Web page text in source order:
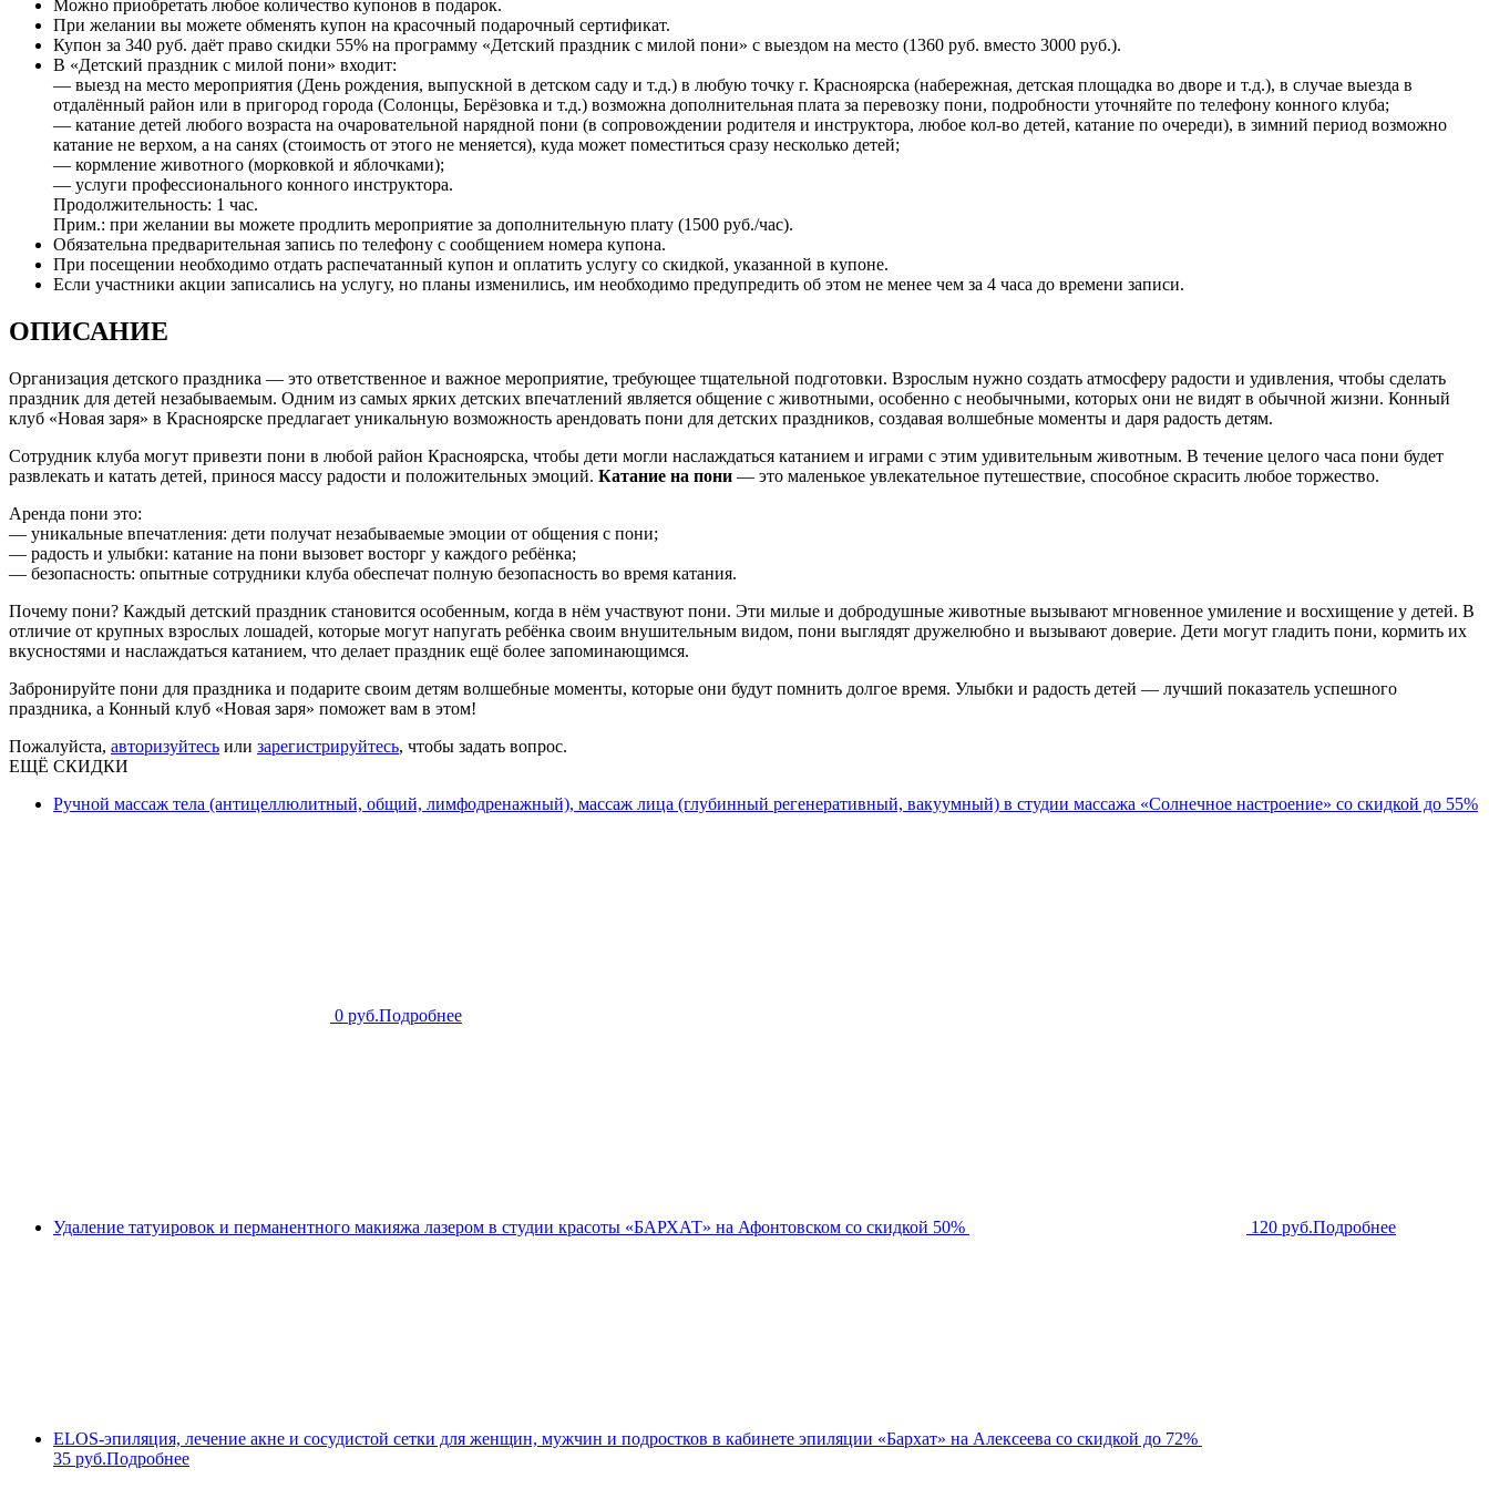
Можно приобретать любое количество купонов в подарок.
При желании вы можете обменять купон на красочный подарочный сертификат.
Купон за 340 руб. даёт право скидки 55% на программу «Детский праздник с милой пони» с выездом на место (1360 руб. вместо 3000 руб.).
В «Детский праздник с милой пони» входит:
— выезд на место мероприятия (День рождения, выпускной в детском саду и т.д.) в любую точку г. Красноярска (набережная, детская площадка во дворе и т.д.), в случае выезда в
отдалённый район или в пригород города (Солонцы, Берёзовка и т.д.) возможна дополнительная плата за перевозку пони, подробности уточняйте по телефону конного клуба;
— катание детей любого возраста на очаровательной нарядной пони (в сопровождении родителя и инструктора, любое кол-во детей, катание по очереди), в зимний период возможно
катание не верхом, а на санях (стоимость от этого не меняется), куда может поместиться сразу несколько детей;
— кормление животного (морковкой и яблочками);
— услуги профессионального конного инструктора.
Продолжительность: 1 час.
Прим.: при желании вы можете продлить мероприятие за дополнительную плату (1500 руб./час).
Обязательна предварительная запись по телефону с сообщением номера купона.
При посещении необходимо отдать распечатанный купон и оплатить услугу со скидкой, указанной в купоне.
Если участники акции записались на услугу, но планы изменились, им необходимо предупредить об этом не менее чем за 4 часа до времени записи.
ОПИСАНИЕ
Организация детского праздника — это ответственное и важное мероприятие, требующее тщательной подготовки. Взрослым нужно создать атмосферу радости и удивления, чтобы сделать
праздник для детей незабываемым. Одним из самых ярких детских впечатлений является общение с животными, особенно с необычными, которых они не видят в обычной жизни. Конный
клуб «Новая заря» в Красноярске предлагает уникальную возможность арендовать пони для детских праздников, создавая волшебные моменты и даря радость детям.
Сотрудник клуба могут привезти пони в любой район Красноярска, чтобы дети могли наслаждаться катанием и играми с этим удивительным животным. В течение целого часа пони будет
развлекать и катать детей, принося массу радости и положительных эмоций. Катание на пони — это маленькое увлекательное путешествие, способное скрасить любое торжество.
Аренда пони это:
— уникальные впечатления: дети получат незабываемые эмоции от общения с пони;
— радость и улыбки: катание на пони вызовет восторг у каждого ребёнка;
— безопасность: опытные сотрудники клуба обеспечат полную безопасность во время катания.
Почему пони? Каждый детский праздник становится особенным, когда в нём участвуют пони. Эти милые и добродушные животные вызывают мгновенное умиление и восхищение у детей. В
отличие от крупных взрослых лошадей, которые могут напугать ребёнка своим внушительным видом, пони выглядят дружелюбно и вызывают доверие. Дети могут гладить пони, кормить их
вкусностями и наслаждаться катанием, что делает праздник ещё более запоминающимся.
Забронируйте пони для праздника и подарите своим детям волшебные моменты, которые они будут помнить долгое время. Улыбки и радость детей — лучший показатель успешного
праздника, а Конный клуб «Новая заря» поможет вам в этом!
Пожалуйста, авторизуйтесь или зарегистрируйтесь, чтобы задать вопрос.
ЕЩЁ СКИДКИ
Ручной массаж тела (антицеллюлитный, общий, лимфодренажный), массаж лица (глубинный регенеративный, вакуумный) в студии массажа «Солнечное настроение» со скидкой до 55%
0 руб.Подробнее
Удаление татуировок и перманентного макияжа лазером в студии красоты «БАРХАТ» на Афонтовском со скидкой 50% 120 руб.Подробнее
ELOS-эпиляция, лечение акне и сосудистой сетки для женщин, мужчин и подростков в кабинете эпиляции «Бархат» на Алексеева со скидкой до 72%
35 руб.Подробнее